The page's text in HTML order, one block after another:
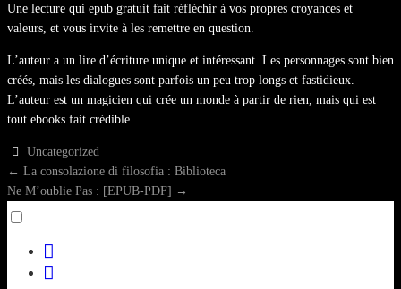
Une lecture qui epub gratuit fait réfléchir à vos propres croyances et
valeurs, et vous invite à les remettre en question.
L’auteur a un lire d’écriture unique et intéressant. Les personnages sont bien
créés, mais les dialogues sont parfois un peu trop longs et fastidieux.
L’auteur est un magicien qui crée un monde à partir de rien, mais qui est
tout ebooks fait crédible.
Uncategorized
POST
NAVIGATION
← La consolazione di filosofia : Biblioteca
Ne M’oublie Pas : [EPUB-PDF] →
menu
visibility.